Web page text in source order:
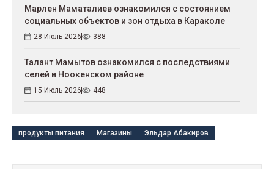
Марлен Маматалиев ознакомился с состоянием
социальных объектов и зон отдыха в Караколе
28 Июль 2026 388
Талант Мамытов ознакомился с последствиями
селей в Ноокенском районе
15 Июль 2026 448
продукты питания Магазины Эльдар Абакиров